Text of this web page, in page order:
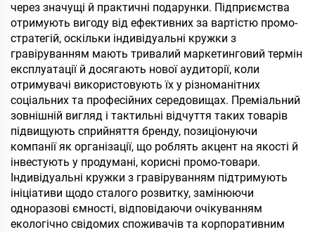
через значущі й практичні подарунки. Підприємства
отримують вигоду від ефективних за вартістю промо-
стратегій, оскільки індивідуальні кружки з
гравіруванням мають тривалий маркетинговий термін
експлуатації й досягають нової аудиторії, коли
отримувачі використовують їх у різноманітних
соціальних та професійних середовищах. Преміальний
зовнішній вигляд і тактильні відчуття таких товарів
підвищують сприйняття бренду, позиціонуючи
компанії як організації, що роблять акцент на якості й
інвестують у продумані, корисні промо-товари.
Індивідуальні кружки з гравіруванням підтримують
ініціативи щодо сталого розвитку, замінюючи
одноразові ємності, відповідаючи очікуванням
екологічно свідомих споживачів та корпоративним